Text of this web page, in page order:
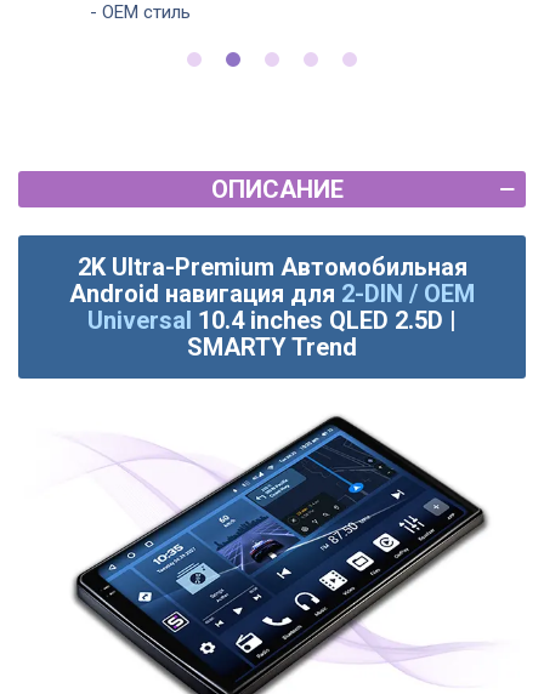
- OEM стиль
ОПИСАНИЕ
2K Ultra-Premium Автомобильная
Android навигация для 2-DIN / OEM
Universal 10.4 inches QLED 2.5D |
SMARTY Trend